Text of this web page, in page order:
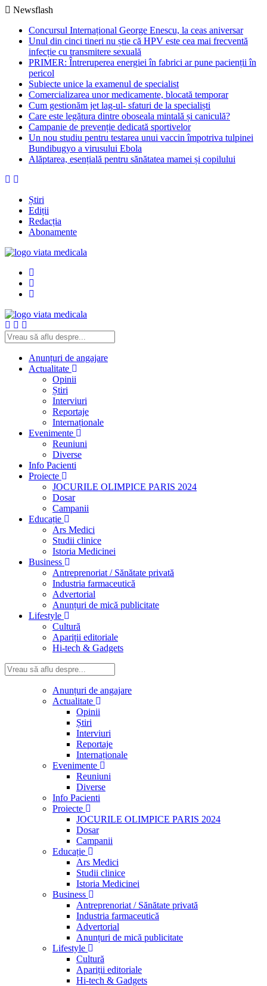
Newsflash
Concursul Internațional George Enescu, la ceas aniversar
Unul din cinci tineri nu știe că HPV este cea mai frecventă
infecție cu transmitere sexuală
PRIMER: Întreruperea energiei în fabrici ar pune pacienții în
pericol
Subiecte unice la examenul de specialist
Comercializarea unor medicamente, blocată temporar
Cum gestionăm jet lag-ul- sfaturi de la specialiști
Care este legătura dintre oboseala mintală și caniculă?
Campanie de prevenție dedicată sportivelor
Un nou studiu pentru testarea unui vaccin împotriva tulpinei
Bundibugyo a virusului Ebola
Alăptarea, esențială pentru sănătatea mamei și copilului
Știri
Ediții
Redacția
Abonamente
Anunțuri de angajare
Actualitate
Opinii
Știri
Interviuri
Reportaje
Internaționale
Evenimente
Reuniuni
Diverse
Info Pacienti
Proiecte
JOCURILE OLIMPICE PARIS 2024
Dosar
Campanii
Educație
Ars Medici
Studii clinice
Istoria Medicinei
Business
Antreprenoriat / Sănătate privată
Industria farmaceutică
Advertorial
Anunțuri de mică publicitate
Lifestyle
Cultură
Apariții editoriale
Hi-tech & Gadgets
Anunțuri de angajare
Actualitate
Opinii
Știri
Interviuri
Reportaje
Internaționale
Evenimente
Reuniuni
Diverse
Info Pacienti
Proiecte
JOCURILE OLIMPICE PARIS 2024
Dosar
Campanii
Educație
Ars Medici
Studii clinice
Istoria Medicinei
Business
Antreprenoriat / Sănătate privată
Industria farmaceutică
Advertorial
Anunțuri de mică publicitate
Lifestyle
Cultură
Apariții editoriale
Hi-tech & Gadgets